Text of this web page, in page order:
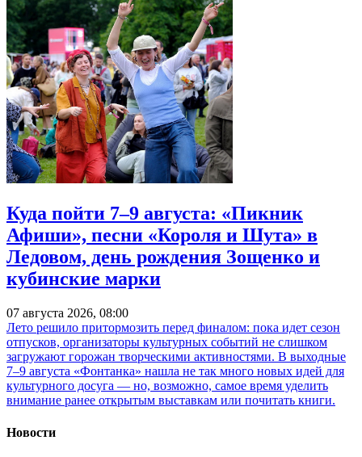
Куда пойти 7–9 августа: «Пикник
Афиши», песни «Короля и Шута» в
Ледовом, день рождения Зощенко и
кубинские марки
07 августа 2026, 08:00
Лето решило притормозить перед финалом: пока идет сезон
отпусков, организаторы культурных событий не слишком
загружают горожан творческими активностями. В выходные
7–9 августа «Фонтанка» нашла не так много новых идей для
культурного досуга — но, возможно, самое время уделить
внимание ранее открытым выставкам или почитать книги.
Новости